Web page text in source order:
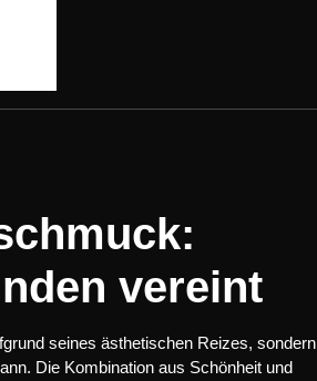
vereint
seines ästhetischen Reizes, sondern
Die Kombination aus Schönheit und